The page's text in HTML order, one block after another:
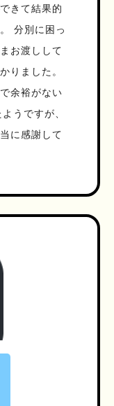
きて結果的
分別に困っ
お渡しして
りました。
余裕がない
うですが、
に感謝して